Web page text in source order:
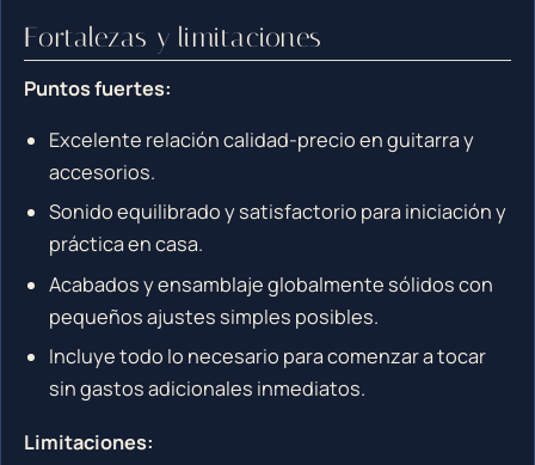
Fortalezas y limitaciones
Puntos fuertes:
Excelente relación calidad-precio en guitarra y
accesorios.
Sonido equilibrado y satisfactorio para iniciación y
práctica en casa.
Acabados y ensamblaje globalmente sólidos con
pequeños ajustes simples posibles.
Incluye todo lo necesario para comenzar a tocar
sin gastos adicionales inmediatos.
Limitaciones: